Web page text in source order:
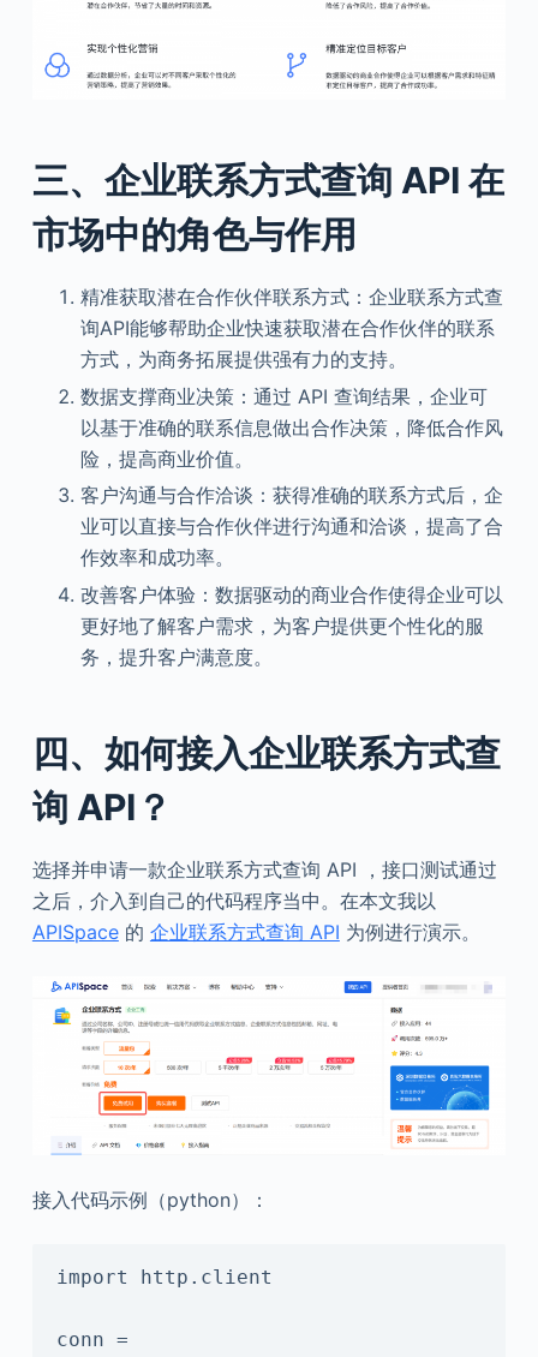
三、企业联系方式查询 API 在
市场中的角色与作用
精准获取潜在合作伙伴联系方式：企业联系方式查
询API能够帮助企业快速获取潜在合作伙伴的联系
方式，为商务拓展提供强有力的支持。
数据支撑商业决策：通过 API 查询结果，企业可
以基于准确的联系信息做出合作决策，降低合作风
险，提高商业价值。
客户沟通与合作洽谈：获得准确的联系方式后，企
业可以直接与合作伙伴进行沟通和洽谈，提高了合
作效率和成功率。
改善客户体验：数据驱动的商业合作使得企业可以
更好地了解客户需求，为客户提供更个性化的服
务，提升客户满意度。
四、如何接入企业联系方式查
询 API？
选择并申请一款企业联系方式查询 API ，接口测试通过
之后，介入到自己的代码程序当中。在本文我以
APISpace的 企业联系方式查询 API 为例进行演示。
接入代码示例（python）：
import http.client
conn =